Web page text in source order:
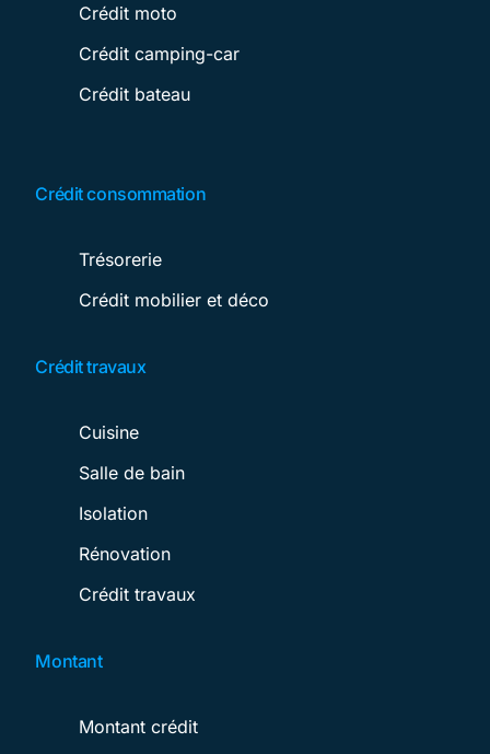
Crédit moto
Crédit camping-car
Crédit bateau
Crédit consommation
Trésorerie
Crédit mobilier et déco
Crédit travaux
Cuisine
Salle de bain
Isolation
Rénovation
Crédit travaux
Montant
Montant crédit